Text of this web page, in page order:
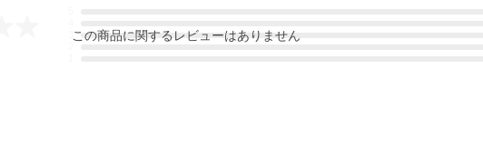
この商品に関するレビューはありません